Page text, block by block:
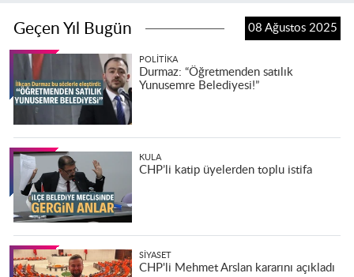
Geçen Yıl Bugün 08 Ağustos 2025
POLITIKA
Durmaz: “Öğretmenden satılık
Yunusemre Belediyesi!”
KULA
CHP’li katip üyelerden toplu istifa
SIYASET
CHP'li Mehmet Arslan kararını açıkladı